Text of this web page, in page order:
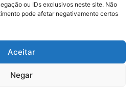
ou IDs exclusivos neste site. Não
pode afetar negativamente certos
Aceitar
Negar